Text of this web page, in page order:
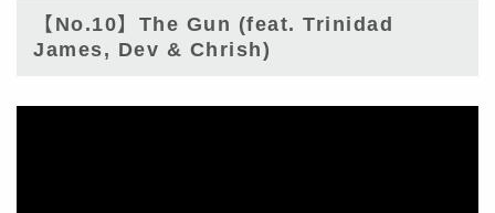
【No.10】The Gun (feat. Trinidad
James, Dev & Chrish)